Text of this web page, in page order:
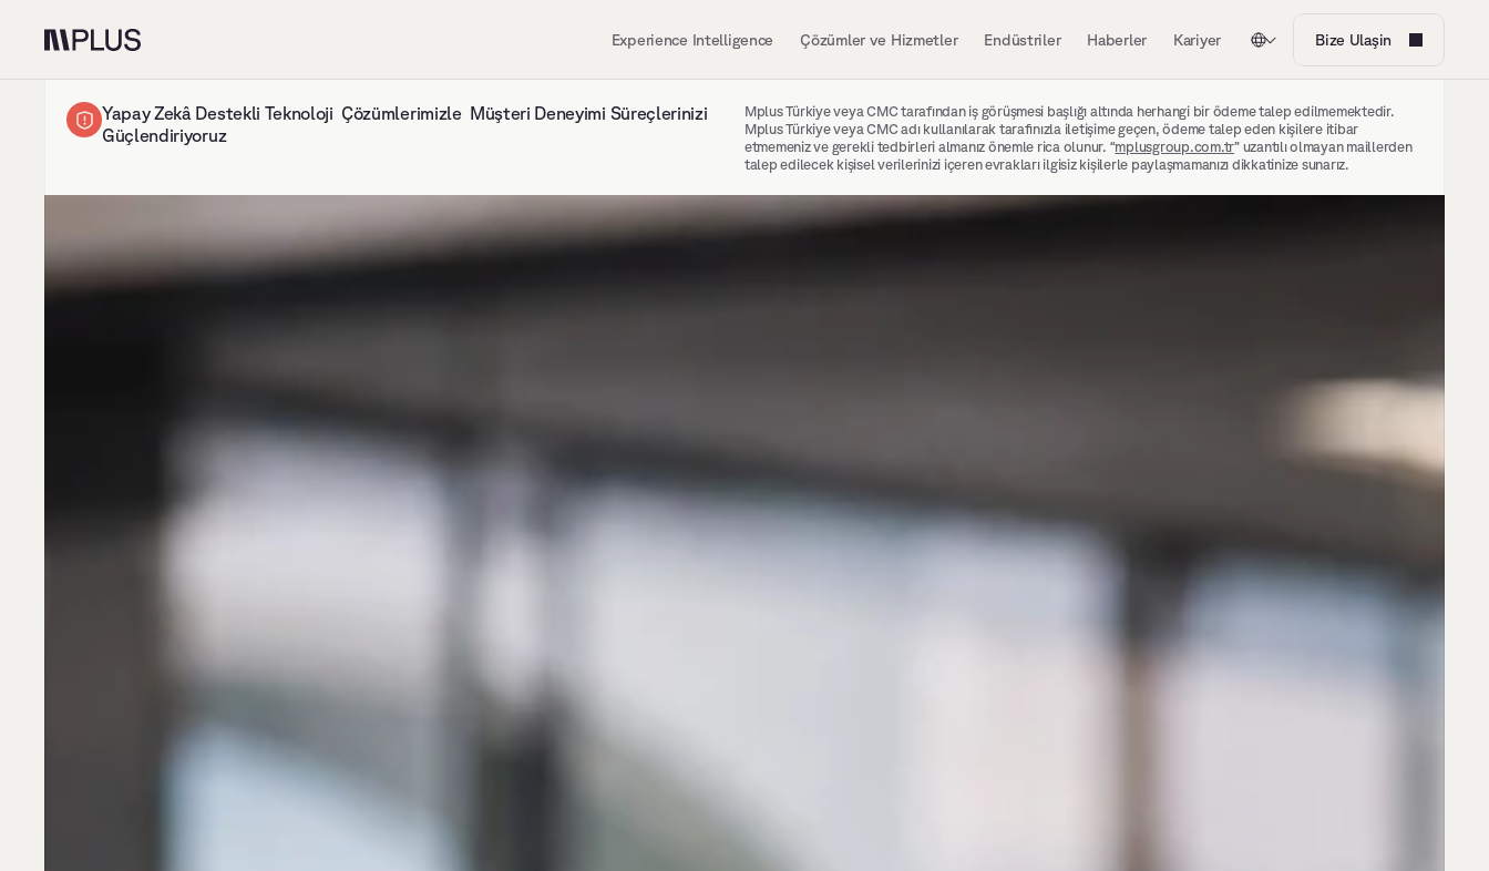
Experience Intelligence Çözümler ve Hizmetler Endüstriler Haberler Kariyer Bize Ulaşin
Yapay Zekâ Destekli Teknoloji  Çözümlerimizle  Müşteri Deneyimi Süreçlerinizi
Güçlendiriyoruz
Mplus Türkiye veya CMC tarafından iş görüşmesi başlığı altında herhangi bir ödeme talep edilmemektedir.
Mplus Türkiye veya CMC adı kullanılarak tarafınızla iletişime geçen, ödeme talep eden kişilere itibar
etmemeniz ve gerekli tedbirleri almanız önemle rica olunur. “mplusgroup.com.tr” uzantılı olmayan maillerden
talep edilecek kişisel verilerinizi içeren evrakları ilgisiz kişilerle paylaşmamanızı dikkatinize sunarız.